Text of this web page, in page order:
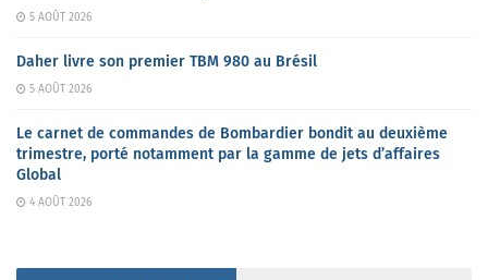
5 AOÛT 2026
Daher livre son premier TBM 980 au Brésil
5 AOÛT 2026
Le carnet de commandes de Bombardier bondit au deuxième
trimestre, porté notamment par la gamme de jets d’affaires
Global
4 AOÛT 2026